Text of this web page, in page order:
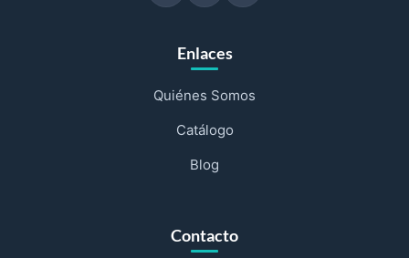
Enlaces
Quiénes Somos
Catálogo
Blog
Contacto